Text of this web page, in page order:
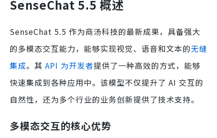
SenseChat 5.5 概述
SenseChat 5.5 作为商汤科技的最新成果，具备强大
的多模态交互能力，能够实现视觉、语音和文本的无缝
集成。其 API 为开发者提供了一种高效的方式，能够
快速集成到各种应用中。该模型不仅提升了 AI 交互的
自然性，还为多个行业的业务创新提供了技术支持。
多模态交互的核心优势